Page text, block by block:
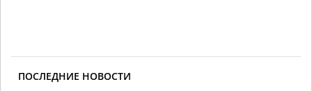
ПОСЛЕДНИЕ НОВОСТИ